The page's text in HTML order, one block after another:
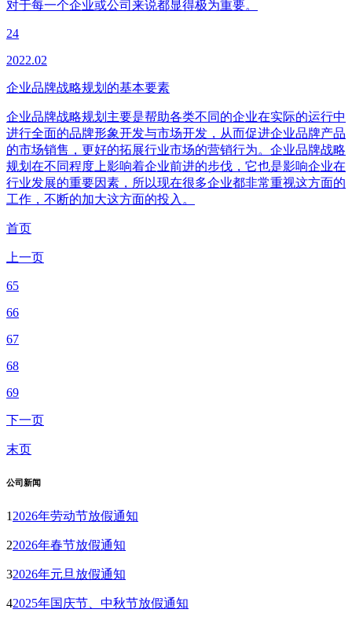
对于每一个企业或公司来说都显得极为重要。
24
2022.02
企业品牌战略规划的基本要素
企业品牌战略规划主要是帮助各类不同的企业在实际的运行中
进行全面的品牌形象开发与市场开发，从而促进企业品牌产品
的市场销售，更好的拓展行业市场的营销行为。企业品牌战略
规划在不同程度上影响着企业前进的步伐，它也是影响企业在
行业发展的重要因素，所以现在很多企业都非常重视这方面的
工作，不断的加大这方面的投入。
首页
上一页
65
66
67
68
69
下一页
末页
公司新闻
1 2026年劳动节放假通知
22026年春节放假通知
32026年元旦放假通知
42025年国庆节、中秋节放假通知